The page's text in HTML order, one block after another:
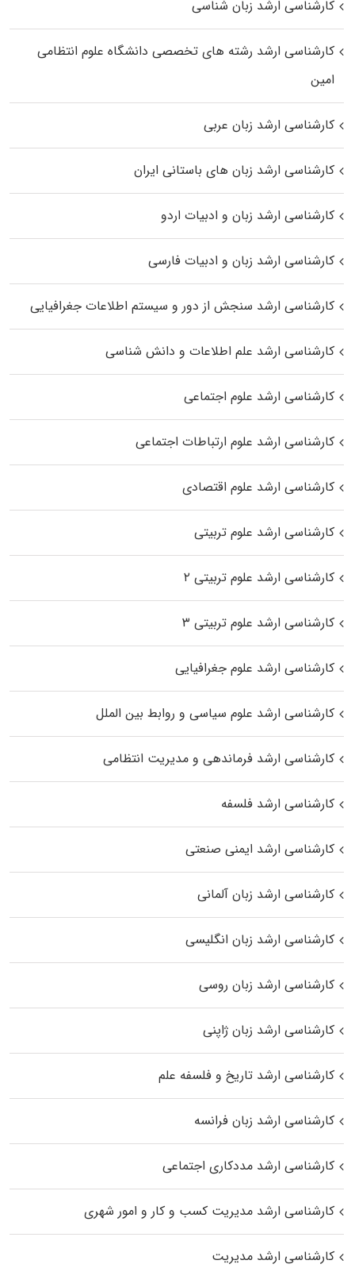
کارشناسی ارشد زبان شناسی
کارشناسی ارشد رﺷﺘﻪ ﻫﺎی تخصصی داﻧﺸﮕﺎه ﻋﻠﻮم انتظامی
اﻣﻴﻦ
کارشناسی ارشد زبان عربی
کارشناسی ارشد زبان‌ های باستانی ایران
کارشناسی ارشد زبان و ادبیات اردو
کارشناسی ارشد زبان و ادبیات فارسی
کارشناسی ارشد سنجش از دور و سیستم اطلاعات جغرافیایی
کارشناسی ارشد علم اطلاعات و دانش شناسی
کارشناسی ارشد علوم اجتماعی
کارشناسی ارشد علوم ارتباطات اجتماعی
کارشناسی ارشد علوم اقتصادی
کارشناسی ارشد علوم تربیتی
کارشناسی ارشد علوم تربیتی ۲
کارشناسی ارشد علوم تربیتی ۳
کارشناسی ارشد علوم جغرافیایی
کارشناسی ارشد علوم سیاسی و روابط بین الملل
کارشناسی ارشد فرماندهی و مدیریت انتظامی
کارشناسی ارشد فلسفه
کارشناسی ارشد ایمنی صنعتی
کارشناسی ارشد زبان آلمانی
کارشناسی ارشد زبان انگلیسی
کارشناسی ارشد زبان روسی
کارشناسی ارشد زبان ژاپنی
کارشناسی ارشد تاریخ و فلسفه علم
کارشناسی ارشد زبان فرانسه
کارشناسی ارشد مددکاری اجتماعی
کارشناسی ارشد مدیریت کسب و کار و امور شهری
کارشناسی ارشد مدیریت